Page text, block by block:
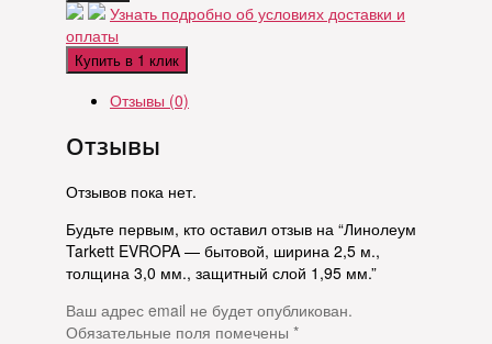
Узнать подробно об условиях доставки и
оплаты
Купить в 1 клик
Отзывы (0)
Отзывы
Отзывов пока нет.
Будьте первым, кто оставил отзыв на “Линолеум
Tarkett EVROPA — бытовой, ширина 2,5 м.,
толщина 3,0 мм., защитный слой 1,95 мм.”
Ваш адрес email не будет опубликован.
Обязательные поля помечены *